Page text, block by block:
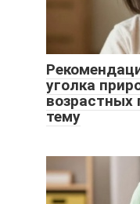
уголка
возрастных
тему